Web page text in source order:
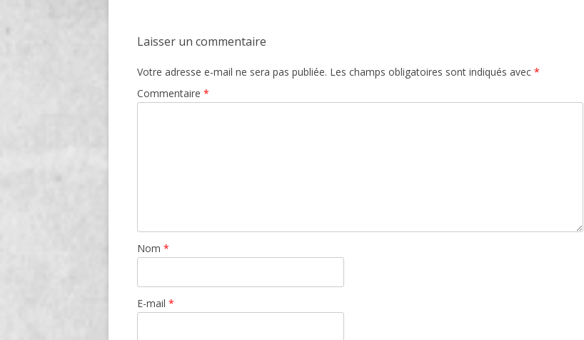
Laisser un commentaire
Votre adresse e-mail ne sera pas publiée. Les champs obligatoires sont indiqués avec *
Commentaire *
Nom *
E-mail *